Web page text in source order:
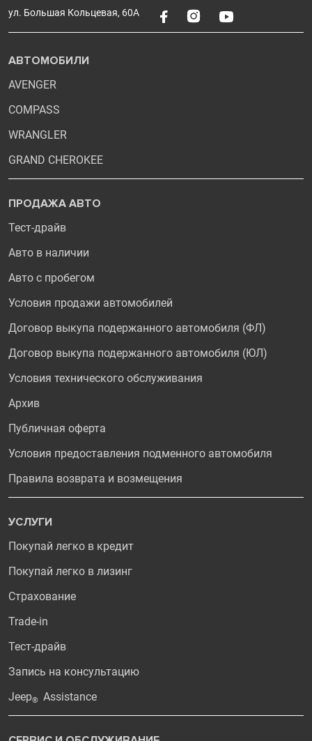
ул. Большая Кольцевая, 60А
АВТОМОБИЛИ
AVENGER
COMPASS
WRANGLER
GRAND CHEROKEE
ПРОДАЖА АВТО
Тест-драйв
Авто в наличии
Авто с пробегом
Условия продажи автомобилей
Договор выкупа подержанного автомобиля (ФЛ)
Договор выкупа подержанного автомобиля (ЮЛ)
Условия технического обслуживания
Архив
Публичная оферта
Условия предоставления подменного автомобиля
Правила возврата и возмещения
УСЛУГИ
Покупай легко в кредит
Покупай легко в лизинг
Страхование
Trade-in
Тест-драйв
Запись на консультацию
Jeep® Assistance